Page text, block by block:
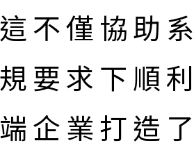
不僅協助
要求下順
企業打造